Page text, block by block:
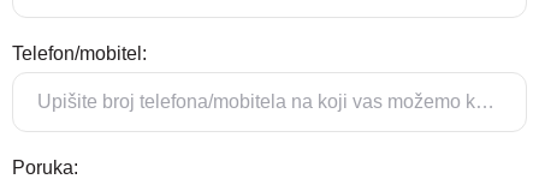
Telefon/mobitel:
Poruka: